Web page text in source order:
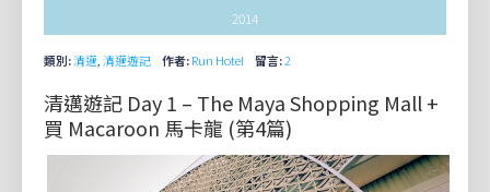
2014
類別:清邁,清邁遊記 作者:Run Hotel 留言:2
清邁遊記 Day 1 – The Maya Shopping Mall +
買 Macaroon 馬卡龍 (第4篇)